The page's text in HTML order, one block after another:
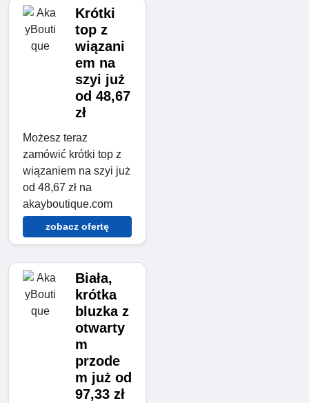
Krótki
top z
wiązani
em na
szyi już
od 48,67
zł
Możesz teraz
zamówić krótki top z
wiązaniem na szyi już
od 48,67 zł na
akayboutique.com
zobacz ofertę
Biała,
krótka
bluzka z
otwarty
m
przode
m już od
97,33 zł